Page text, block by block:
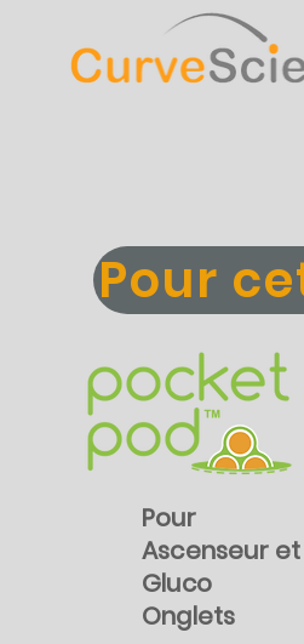
Pour
Ascenseur et
Gluco
Onglets
Pour